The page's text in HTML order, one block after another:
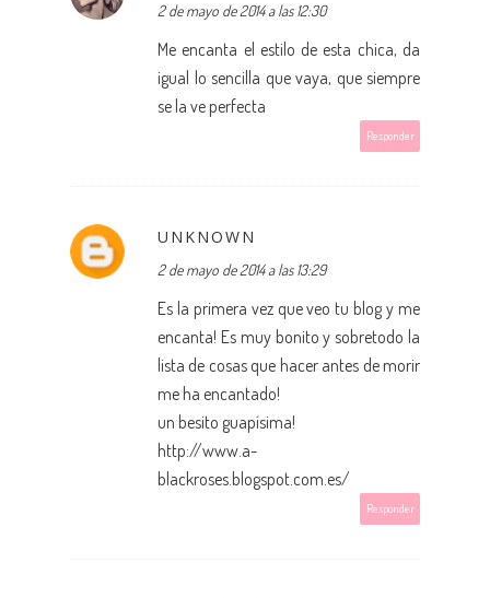
2 de mayo de 2014 a las 12:30
Me encanta el estilo de esta chica, da
igual lo sencilla que vaya, que siempre
se la ve perfecta
Responder
UNKNOWN
2 de mayo de 2014 a las 13:29
Es la primera vez que veo tu blog y me
encanta! Es muy bonito y sobretodo la
lista de cosas que hacer antes de morir
me ha encantado!
un besito guapísima!
http://www.a-
blackroses.blogspot.com.es/
Responder